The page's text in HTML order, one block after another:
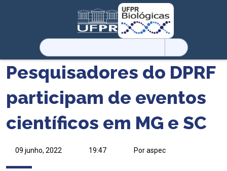
Pesquisar
por:
Pesquisadores do DPRF
participam de eventos
científicos em MG e SC
09 junho, 2022 19:47 Por aspec